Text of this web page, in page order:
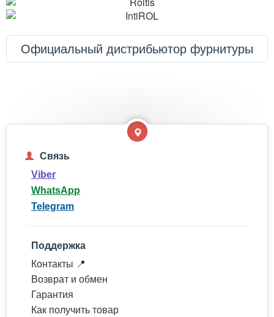
Официальный дистрибьютор фурнитуры
Связь
Viber
WhatsApp
Telegram
Поддержка
Контакты 📍
Возврат и обмен
Гарантия
Как получить товар